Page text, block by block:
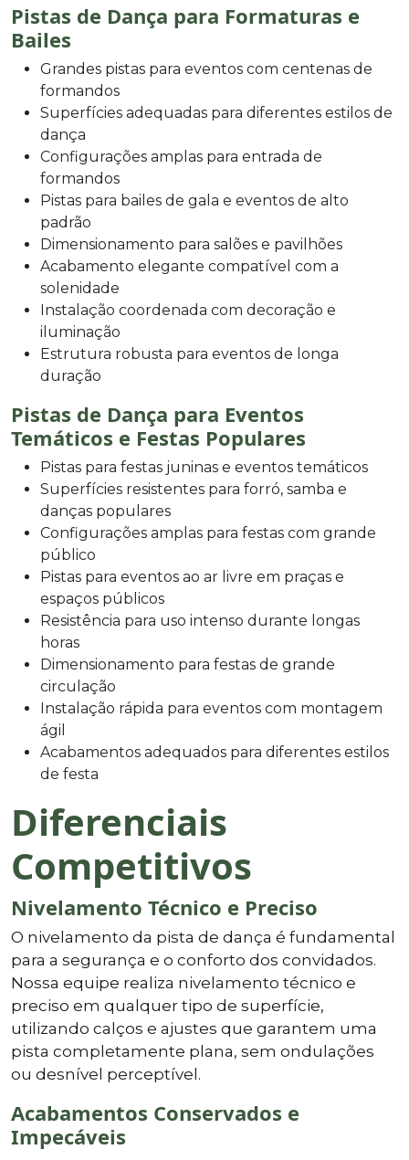
Pistas de Dança para Formaturas e
Bailes
Grandes pistas para eventos com centenas de
formandos
Superfícies adequadas para diferentes estilos de
dança
Configurações amplas para entrada de
formandos
Pistas para bailes de gala e eventos de alto
padrão
Dimensionamento para salões e pavilhões
Acabamento elegante compatível com a
solenidade
Instalação coordenada com decoração e
iluminação
Estrutura robusta para eventos de longa
duração
Pistas de Dança para Eventos
Temáticos e Festas Populares
Pistas para festas juninas e eventos temáticos
Superfícies resistentes para forró, samba e
danças populares
Configurações amplas para festas com grande
público
Pistas para eventos ao ar livre em praças e
espaços públicos
Resistência para uso intenso durante longas
horas
Dimensionamento para festas de grande
circulação
Instalação rápida para eventos com montagem
ágil
Acabamentos adequados para diferentes estilos
de festa
Diferenciais
Competitivos
Nivelamento Técnico e Preciso
O nivelamento da pista de dança é fundamental
para a segurança e o conforto dos convidados.
Nossa equipe realiza nivelamento técnico e
preciso em qualquer tipo de superfície,
utilizando calços e ajustes que garantem uma
pista completamente plana, sem ondulações
ou desnível perceptível.
Acabamentos Conservados e
Impecáveis